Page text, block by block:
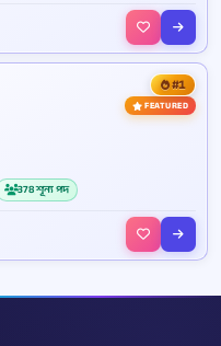
#1
FEATURED
378 শূন্য পদ